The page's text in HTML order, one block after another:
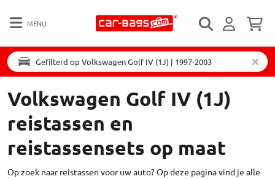
MENU
Gefilterd op Volkswagen Golf IV (1J) | 1997-2003
Volkswagen Golf IV (1J)
reistassen en
reistassensets op maat
Op zoek naar reistassen voor uw auto? Op deze pagina vind je alle